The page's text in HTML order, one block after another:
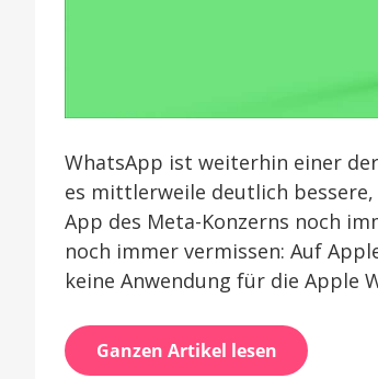
WhatsApp ist weiterhin einer
es mittlerweile deutlich
App des Meta-Konzerns noch
noch immer vermissen: Auf
keine Anwendung für die Apple
Ganzen Artikel lesen